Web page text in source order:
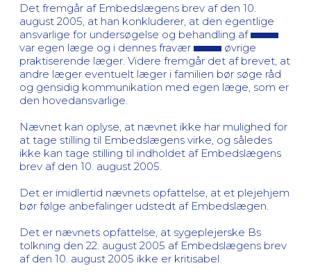
Det fremgår af Embedslægens brev af den 10.
august 2005, at han konkluderer, at den egentlige
ansvarlige for undersøgelse og behandling af
var egen læge og i dennes fravær
øvrige
praktiserende læger. Videre fremgår det af brevet, at
andre læger eventuelt læger i familien bør søge råd
og gensidig kommunikation med egen læge, som er
den hovedansvarlige.
Nævnet kan oplyse, at nævnet ikke har mulighed for
at tage stilling til Embedslægens virke, og således
ikke kan tage stilling til indholdet af Embedslægens
brev af den 10. august 2005.
Det er imidlertid nævnets opfattelse, at et plejehjem
bør følge anbefalinger udstedt af Embedslægen.
Det er nævnets opfattelse, at sygeplejerske Bs
tolkning den 22. august 2005 af Embedslægens brev
af den 10. august 2005 ikke er kritisabel.